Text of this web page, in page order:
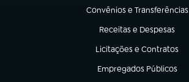
Convênios e Transferências
(abre em nova aba)
Receitas e Despesas
(abre em nova aba)
Licitações e Contratos
(abre em nova aba)
Empregados Públicos
(abre em nova aba)